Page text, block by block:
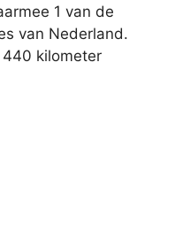
1 van de
van Nederland.
kilometer